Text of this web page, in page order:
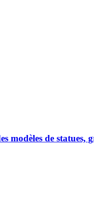
modèles de statues,